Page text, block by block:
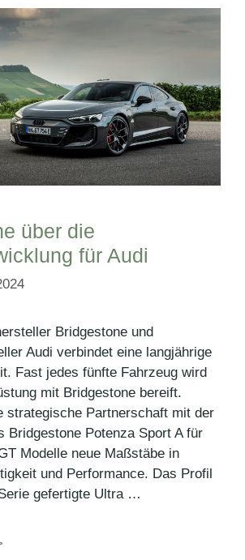
über die
für Audi
Bridgestone und
Audi verbindet eine langjährige
Fast jedes fünfte Fahrzeug wird
mit Bridgestone bereift.
strategische Partnerschaft mit der
Bridgestone Potenza Sport A für
Modelle neue Maßstäbe in
und Performance. Das Profil
gefertigte Ultra …